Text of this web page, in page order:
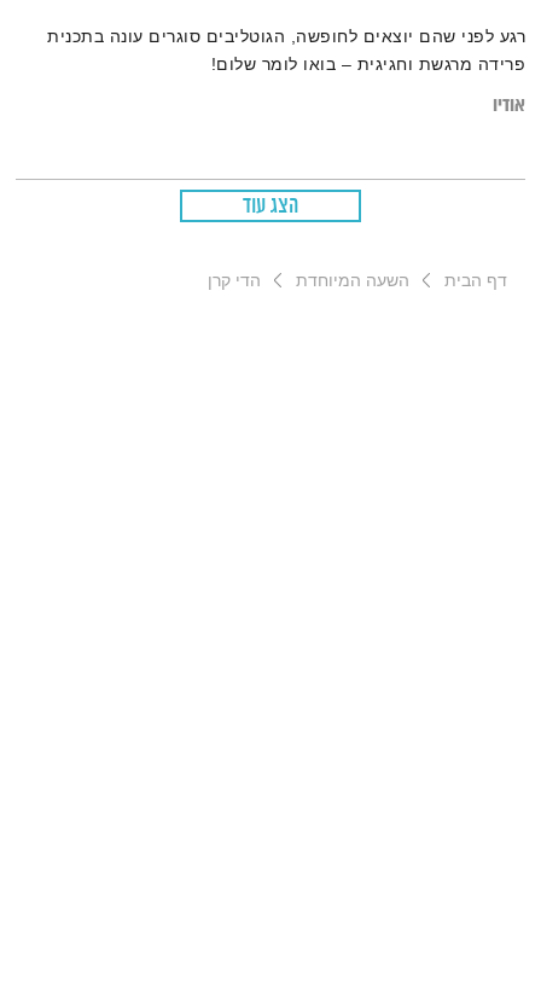
רגע לפני שהם יוצאים לחופשה, הגוטליבים סוגרים עונה בתכנית
פרידה מרגשת וחגיגית – בואו לומר שלום!
אודיו
הצג עוד
דף הבית השעה המיוחדת הדי קרן